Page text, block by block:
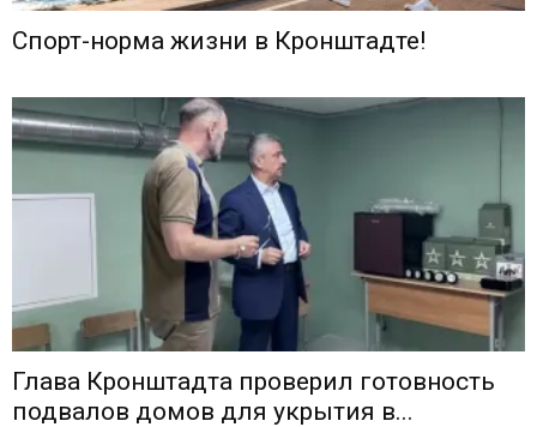
Спорт-норма жизни в Кронштадте!
Глава Кронштадта проверил готовность
подвалов домов для укрытия в...